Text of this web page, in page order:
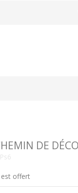
DE
offert